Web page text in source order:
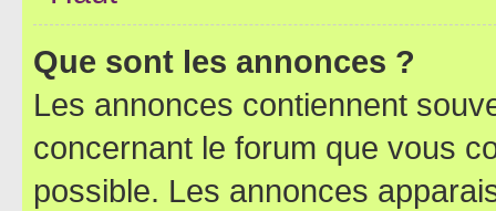
Que sont les annonces ?
Les annonces contiennent
concernant le forum que vous
possible. Les annonces